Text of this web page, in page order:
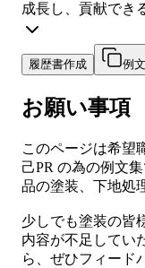
成長し、貢献でき
履歴書作成 例
お願い事項
このページは希望
己PR の為の例文
品の塗装、下地処
少しでも塗装の皆
内容が不足してい
ら、ぜひフィード